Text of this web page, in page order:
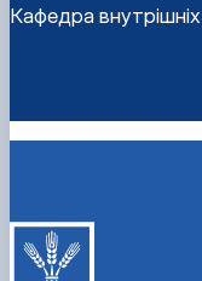
Кафедра